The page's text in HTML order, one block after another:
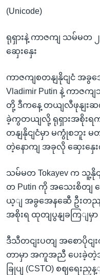
(Unicode)
ရုရှားနဲ့ ကာဇကျ သမ်မတ
ဆှေးနှေး
ကာဇကျစတနျနိုငျငံ အခွ
Vladimir Putin နဲ့ ကာဇကျ
တို့ ဒီကနေ့ တယျလီဖုနျးဆ
ခဲ့ကွတယျလို့ ရုရှားအစိုးရက
တနျနိုငျငံမှာ မကွုံစဘူး
တဲ့နောကျ အခုလို ဆှေးနှေး
သမ်မတ Tokayev က သူ့နို
တ Putin ကို အသေးစိတျ ပွ
ယ့ျ အခွအေနဆေီ ဦးတညျ
အစိုးရ ထုတျပွနျခကြျမှာ
ဒီသီတငျးပတျ အစောပိုင
တာမှာ အကူအညီ ပေးခဲ့တဲ့အ
ခြုပျ (CSTO) စဈရေးညှ